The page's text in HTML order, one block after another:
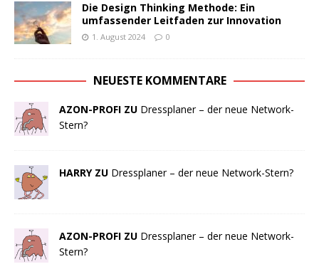
Die Design Thinking Methode: Ein
umfassender Leitfaden zur Innovation
1. August 2024 0
NEUESTE KOMMENTARE
AZON-PROFI ZU Dressplaner – der neue Network-
Stern?
HARRY ZU Dressplaner – der neue Network-Stern?
AZON-PROFI ZU Dressplaner – der neue Network-
Stern?